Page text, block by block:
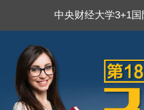
中央财经大学3+1国